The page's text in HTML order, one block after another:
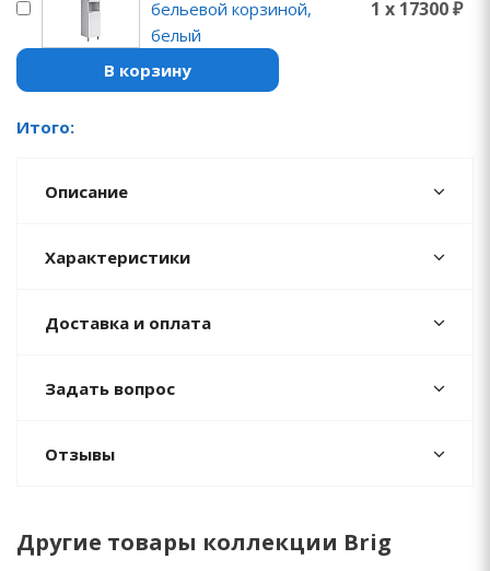
бельевой корзиной,
белый
1 x 17300 ₽
В корзину
Итого:
Описание
Характеристики
Доставка и оплата
Задать вопрос
Отзывы
Другие товары коллекции Brig